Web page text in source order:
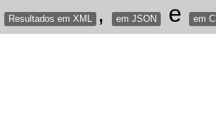
Resultados em XML , em JSON e em